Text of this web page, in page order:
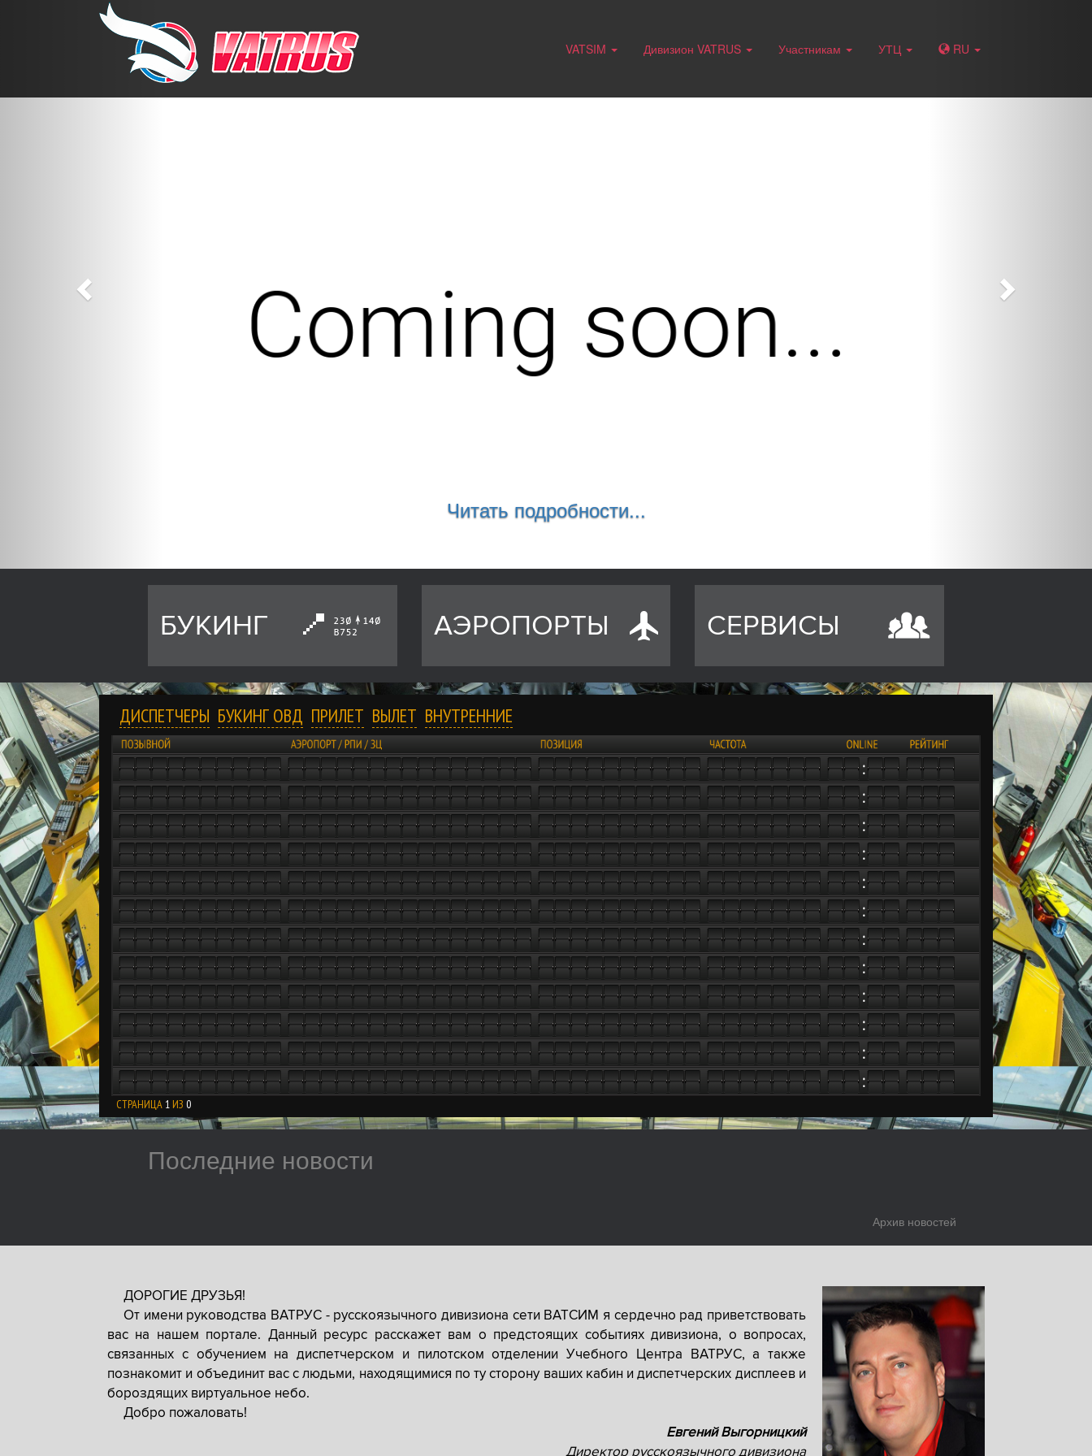
VATSIM Дивизион VATRUS Участникам УТЦ RU
Читать подробности...
Previous
БУКИНГ АЭРОПОРТЫ СЕРВИСЫ
ДИСПЕТЧЕРЫ БУКИНГ ОВД ПРИЛЕТ ВЫЛЕТ ВНУТРЕННИЕ
СТРАНИЦА 1 ИЗ 0
Последние новости
Архив новостей
ДОРОГИЕ ДРУЗЬЯ!
От имени руководства ВАТРУС - русскоязычного дивизиона сети ВАТСИМ я сердечно рад приветствовать
вас на нашем портале. Данный ресурс расскажет вам о предстоящих событиях дивизиона, о вопросах,
связанных с обучением на диспетчерском и пилотском отделении Учебного Центра ВАТРУС, а также
познакомит и объединит вас с людьми, находящимися по ту сторону ваших кабин и диспетчерских дисплеев и
бороздящих виртуальное небо.
Добро пожаловать!
Евгений Выгорницкий
Директор русскоязычного дивизиона